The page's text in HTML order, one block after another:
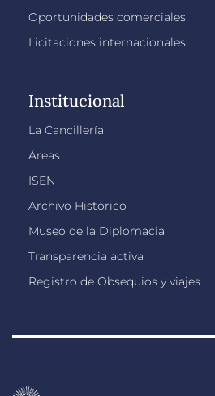
Oportunidades comerciales
Licitaciones internacionales
Institucional
La Cancillería
Áreas
ISEN
Archivo Histórico
Museo de la Diplomacia
Transparencia activa
Registro de Obsequios y viajes